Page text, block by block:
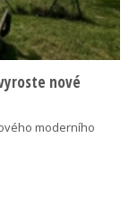
nové
moderního